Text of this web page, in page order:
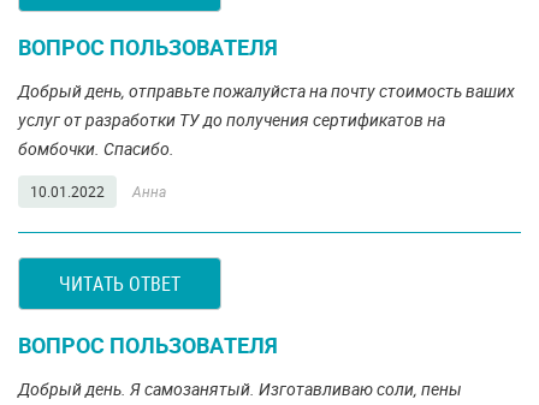
ВОПРОС ПОЛЬЗОВАТЕЛЯ
Добрый день, отправьте пожалуйста на почту стоимость ваших
услуг от разработки ТУ до получения сертификатов на
бомбочки. Спасибо.
10.01.2022 Анна
ЧИТАТЬ ОТВЕТ
ВОПРОС ПОЛЬЗОВАТЕЛЯ
Добрый день. Я самозанятый. Изготавливаю соли, пены